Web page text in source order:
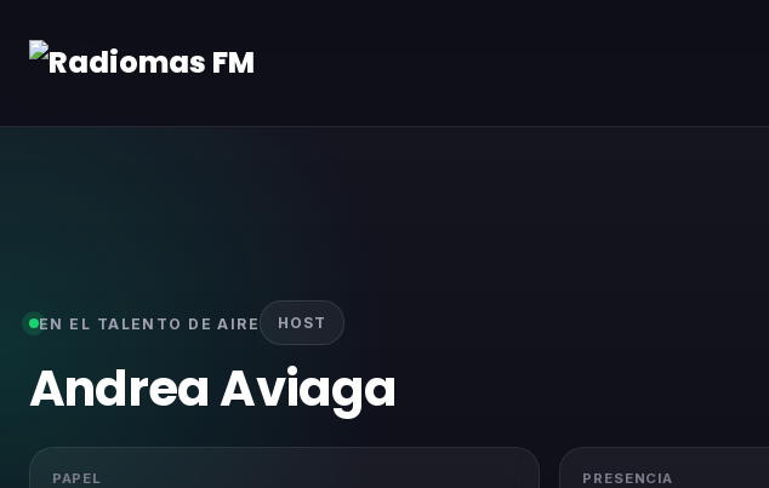
Buscar:
EN EL TALENTO DE AIRE HOST
Andrea Aviaga
PAPEL PRESENCIA